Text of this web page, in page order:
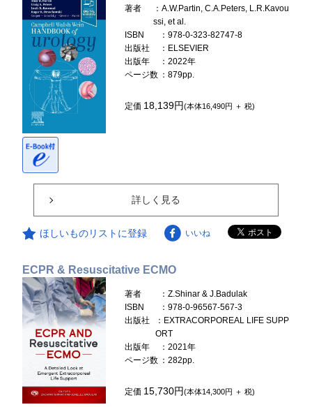
著者
：A.W.Partin, C.A.Peters, L.R.Kavou
ssi, et al.
ISBN
：978-0-323-82747-8
出版社
：ELSEVIER
出版年
：2022年
ページ数 ：879pp.
定価 18,139円(本体16,490円 ＋ 税)
詳しく見る
ほしいものリストに登録 いいね
ECPR & Resuscitative ECMO
著者
：Z.Shinar & J.Badulak
ISBN
：978-0-96567-567-3
出版社
：EXTRACORPOREAL LIFE SUPP
ORT
出版年
：2021年
ページ数 ：282pp.
定価 15,730円(本体14,300円 ＋ 税)